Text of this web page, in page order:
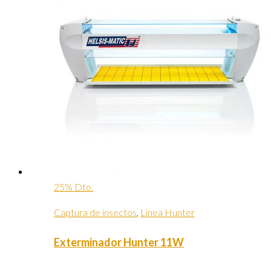
25% Dto.
Captura de insectos Linea Hunter
Exterminador Hunter 11W